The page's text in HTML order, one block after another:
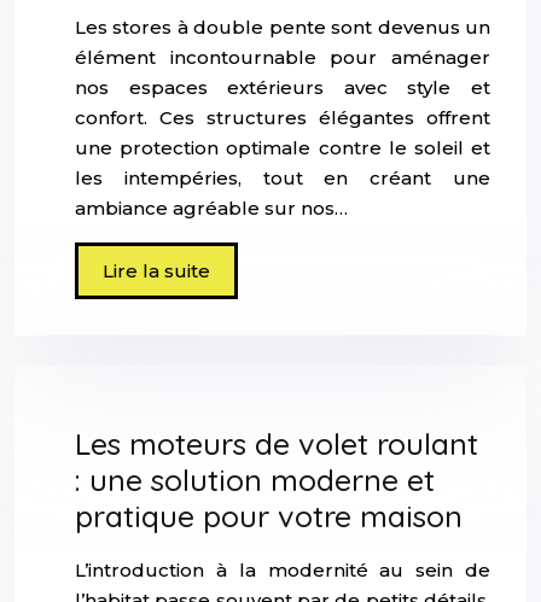
Les stores à double pente sont devenus un
élément incontournable pour aménager
nos espaces extérieurs avec style et
confort. Ces structures élégantes offrent
une protection optimale contre le soleil et
les intempéries, tout en créant une
ambiance agréable sur nos…
Lire la suite
Les moteurs de volet roulant
: une solution moderne et
pratique pour votre maison
L’introduction à la modernité au sein de